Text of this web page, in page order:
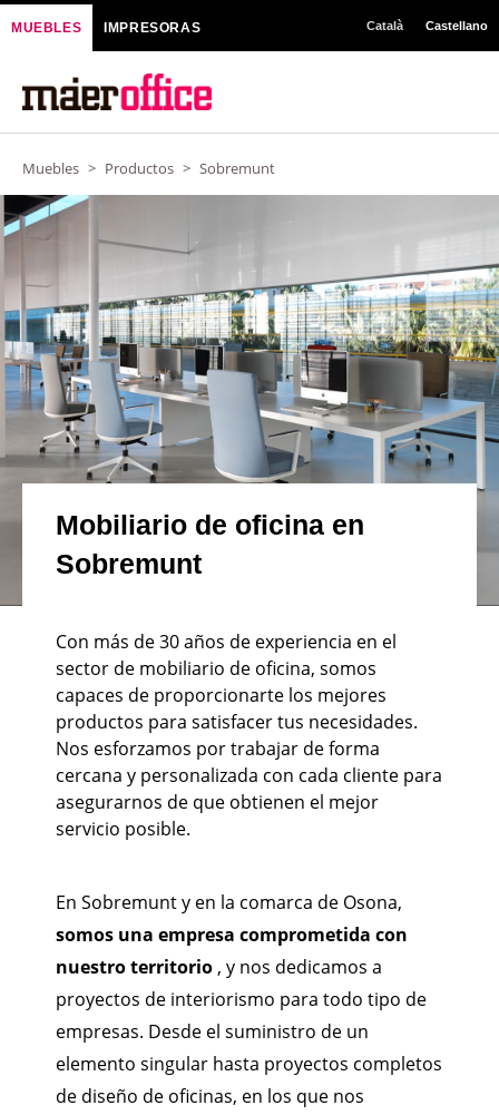
contenido
MUEBLES IMPRESORAS Català Castellano
Muebles > Productos > Sobremunt
Mobiliario de oficina en
Sobremunt
Con más de 30 años de experiencia en el
sector de mobiliario de oficina, somos
capaces de proporcionarte los mejores
productos para satisfacer tus necesidades.
Nos esforzamos por trabajar de forma
cercana y personalizada con cada cliente para
asegurarnos de que obtienen el mejor
servicio posible.
En Sobremunt y en la comarca de Osona,
somos una empresa comprometida con
nuestro territorio , y nos dedicamos a
proyectos de interiorismo para todo tipo de
empresas. Desde el suministro de un
elemento singular hasta proyectos completos
de diseño de oficinas, en los que nos